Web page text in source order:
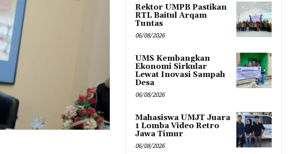
Rektor UMPB Pastikan
RTL Baitul Arqam
Tuntas
06/08/2026
UMS Kembangkan
Ekonomi Sirkular
Lewat Inovasi Sampah
Desa
06/08/2026
Mahasiswa UMJT Juara
1 Lomba Video Retro
Jawa Timur
06/08/2026